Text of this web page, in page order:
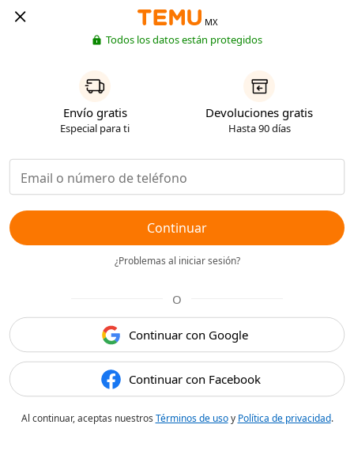
MX
Todos los datos están protegidos
Envío gratis
Especial para ti
Devoluciones gratis
Hasta 90 días
Continuar
¿Problemas al iniciar sesión?
O
Continuar con Google
Continuar con Facebook
Al continuar, aceptas nuestros Términos de usoy Política de privacidad.